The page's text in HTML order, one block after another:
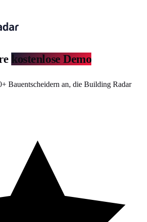
kostenlose Demo
Bauentscheidern an, die Building Radar